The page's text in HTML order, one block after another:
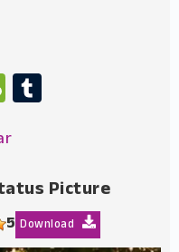
WeChat
Picture
5 Download